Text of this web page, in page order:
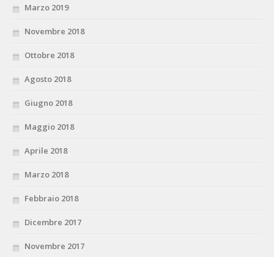
Marzo 2019
Novembre 2018
Ottobre 2018
Agosto 2018
Giugno 2018
Maggio 2018
Aprile 2018
Marzo 2018
Febbraio 2018
Dicembre 2017
Novembre 2017